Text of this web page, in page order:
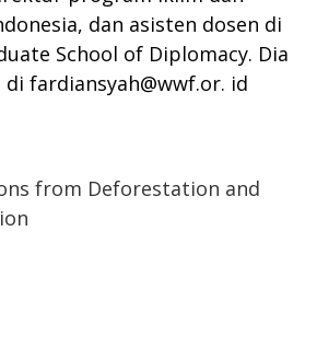
dan asisten dosen di
School of Diplomacy. Dia
fardiansyah@wwf.or. id
from Deforestation and